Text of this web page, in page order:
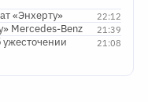
22:12
«Энхерту»
21:39
Mercedes-Benz
21:08